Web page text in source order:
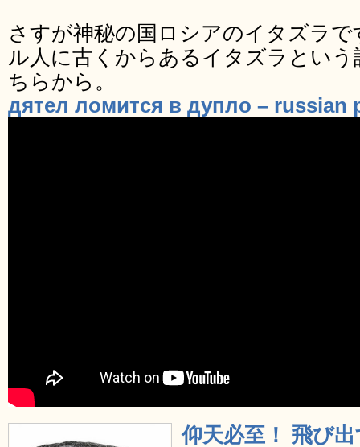
さすが神秘の国ロシアのイタズラ
ル人に古くからあるイタズラとい
ちらから。
дятел ломится в дупло – russian
仰天必至！ 飛び